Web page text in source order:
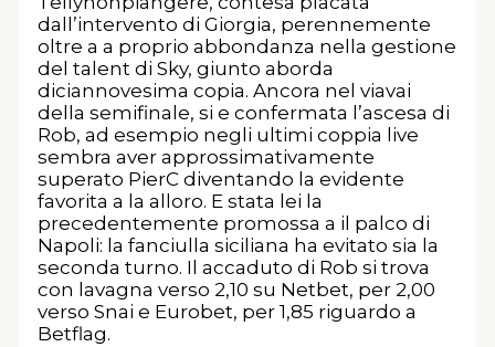
dall’intervento di Giorgia, perennemente
oltre a a proprio abbondanza nella gestione
del talent di Sky, giunto aborda
diciannovesima copia. Ancora nel viavai
della semifinale, si e confermata l’ascesa di
Rob, ad esempio negli ultimi coppia live
sembra aver approssimativamente
superato PierC diventando la evidente
favorita a la alloro. E stata lei la
precedentemente promossa a il palco di
Napoli: la fanciulla siciliana ha evitato sia la
seconda turno. Il accaduto di Rob si trova
con lavagna verso 2,10 su Netbet, per 2,00
verso Snai e Eurobet, per 1,85 riguardo a
Betflag.